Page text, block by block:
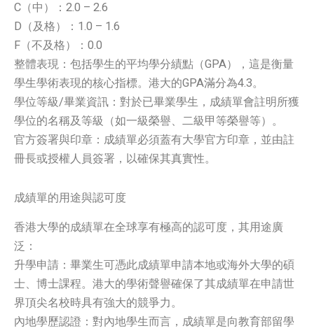
C（中）：2.0 – 2.6
D（及格）：1.0 – 1.6
F（不及格）：0.0
整體表現：包括學生的平均學分績點（GPA），這是衡量
學生學術表現的核心指標。港大的GPA滿分為4.3。
學位等級/畢業資訊：對於已畢業學生，成績單會註明所獲
學位的名稱及等級（如一級榮譽、二級甲等榮譽等）。
官方簽署與印章：成績單必須蓋有大學官方印章，並由註
冊長或授權人員簽署，以確保其真實性。
成績單的用途與認可度
香港大學的成績單在全球享有極高的認可度，其用途廣
泛：
升學申請：畢業生可憑此成績單申請本地或海外大學的碩
士、博士課程。港大的學術聲譽確保了其成績單在申請世
界頂尖名校時具有強大的競爭力。
內地學歷認證：對內地學生而言，成績單是向教育部留學